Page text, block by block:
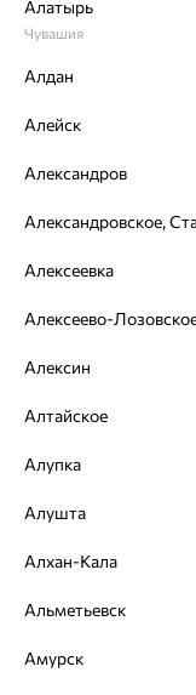
4
Вес:10.7 — 11.34
Цвет металла:
Страна
Вставка:
Бренд:EFREMOV
Вес металла:
Доставка и оплата
Алатырь
Чувашия
Алдан
Алейск
Александров
Алексеевка
Алексеево-
Алексин
Алтайское
Алупка
Алушта
Алхан-Кала
Альметьевск
Амурск